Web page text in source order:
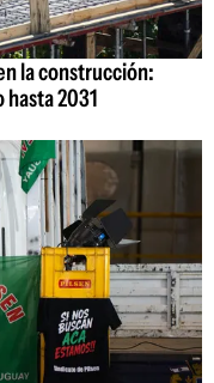
la construcción:
hasta 2031